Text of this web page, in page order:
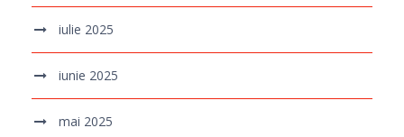
iulie 2025
iunie 2025
mai 2025